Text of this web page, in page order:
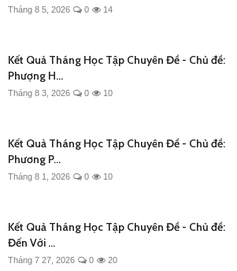
Tháng 8 5, 2026 0 14
Kết Quả Tháng Học Tập Chuyên Đề - Chủ đề:
Phượng H...
Tháng 8 3, 2026 0 10
Kết Quả Tháng Học Tập Chuyên Đề - Chủ đề:
Phương P...
Tháng 8 1, 2026 0 10
Kết Quả Tháng Học Tập Chuyên Đề - Chủ đề:
Đến Với ...
Tháng 7 27, 2026 0 20